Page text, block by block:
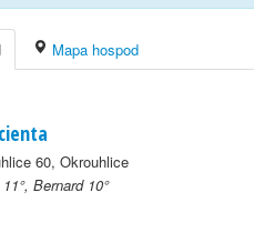
Mapa hospod
60, Okrouhlice
Bernard 10°